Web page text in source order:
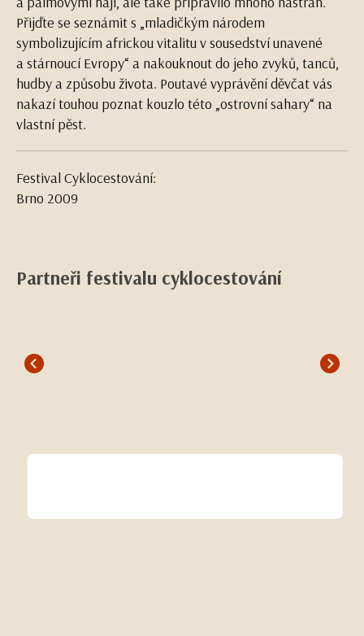
Přijďte se seznámit s „mladičkým národem
symbolizujícím africkou vitalitu v sousedství unavené
a stárnoucí Evropy“ a nakouknout do jeho zvyků, tanců,
hudby a způsobu života. Poutavé vyprávění děvčat vás
nakazí touhou poznat kouzlo této „ostrovní sahary“ na
vlastní pěst.
Festival Cyklocestování:
Brno 2009
Partneři festivalu cyklocestování